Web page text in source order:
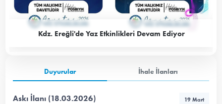
Kdz. Ereğli'de Yaz Etkinlikleri Devam Ediyor
Duyurular İhale İlanları
Askı İlanı (18.03.2026) 19 Mart